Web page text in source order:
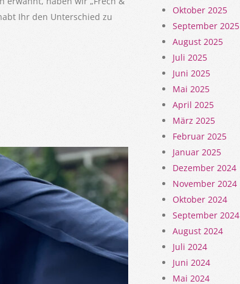
Ihr den Unterschied zu
Oktober 2025
September 2025
August 2025
Juli 2025
Juni 2025
Mai 2025
April 2025
März 2025
Februar 2025
Januar 2025
Dezember 2024
November 2024
Oktober 2024
September 2024
August 2024
Juli 2024
Juni 2024
Mai 2024